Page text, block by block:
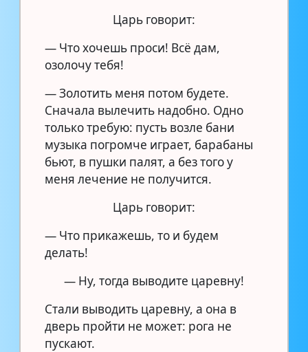
Царь говорит:
— Что хочешь проси! Всё дам,
озолочу тебя!
— Золотить меня потом будете.
Сначала вылечить надобно. Одно
только требую: пусть возле бани
музыка погромче играет, барабаны
бьют, в пушки палят, а без того у
меня лечение не получится.
Царь говорит:
— Что прикажешь, то и будем
делать!
— Ну, тогда выводите царевну!
Стали выводить царевну, а она в
дверь пройти не может: рога не
пускают.